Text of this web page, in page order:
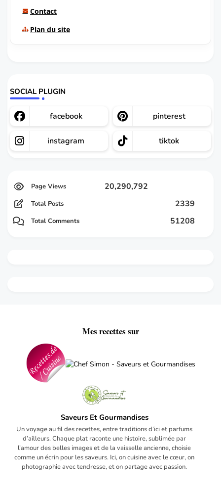
Contact
Plan du site
SOCIAL PLUGIN
facebook pinterest
instagram tiktok
20,290,792
Total Posts 2339
Total Comments 51208
Mes recettes sur
Saveurs Et Gourmandises
Un voyage au fil des recettes, entre traditions d’ici et parfums
d’ailleurs. Chaque plat raconte une histoire, sublimée par
l’amour des belles images et de la vaisselle ancienne, choisie
comme un écrin pour les saveurs. Ici, on cuisine avec le cœur, on
photographie avec tendresse, et on partage avec passion.